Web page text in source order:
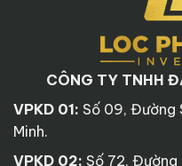
CÔNG TY TNHH
VPKD 01: Số 09, Đường
Minh.
VPKD 02: Số 72, Đường